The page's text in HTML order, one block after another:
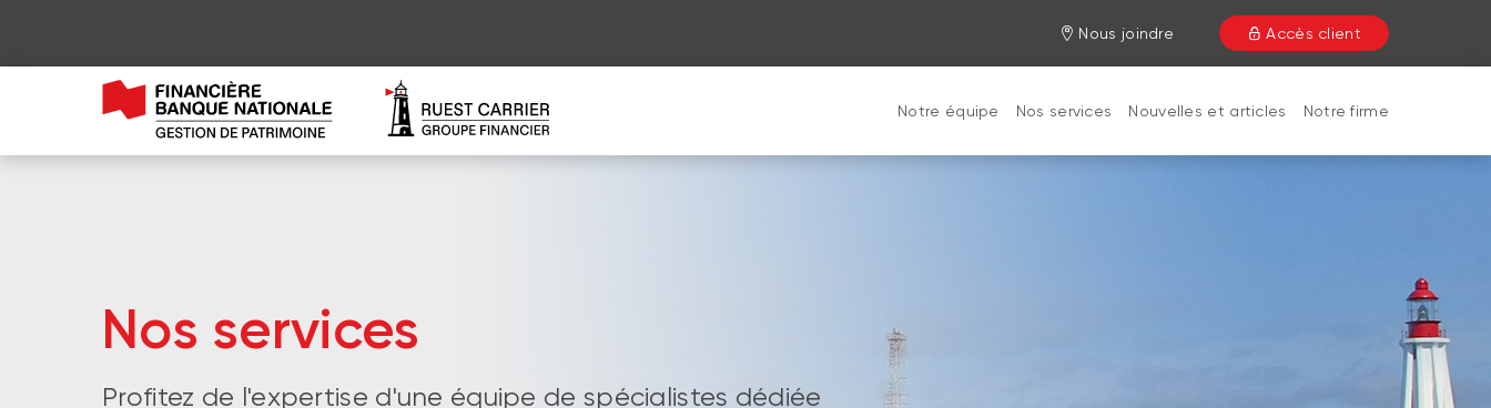
Nous joindre Accès client
Notre équipe Nos services Nouvelles et articles Notre firme
Nos services
Profitez de l'expertise d'une équipe de spécialistes dédiée